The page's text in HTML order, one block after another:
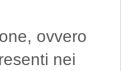
ovvero
nei